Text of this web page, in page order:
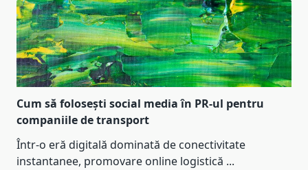
Cum să folosești social media în PR-ul pentru
companiile de transport
Într-o eră digitală dominată de conectivitate
instantanee, promovare online logistică ...